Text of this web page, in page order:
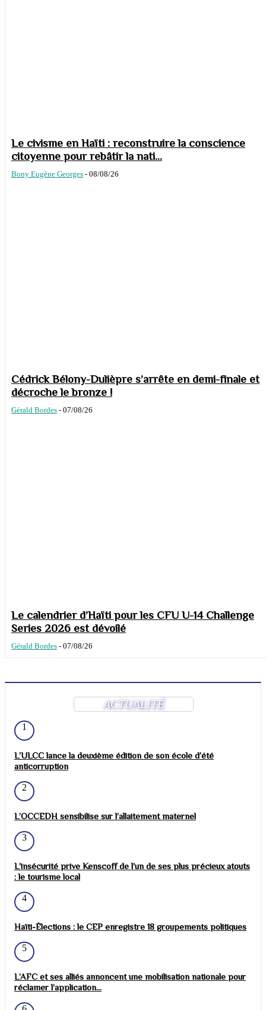
Le civisme en Haïti : reconstruire la conscience
citoyenne pour rebâtir la nati...
Bony Eugène Georges - 08/08/26
Cédrick Bélony-Dulièpre s’arrête en demi-finale et
décroche le bronze !
Gérald Bordes - 07/08/26
Le calendrier d’Haïti pour les CFU U-14 Challenge
Series 2026 est dévoilé
Gérald Bordes - 07/08/26
ACTUALITÉ
1
L’ULCC lance la deuxième édition de son école d’été
anticorruption
2
L’OCCEDH sensibilise sur l’allaitement maternel
3
L’insécurité prive Kenscoff de l’un de ses plus précieux atouts
: le tourisme local
4
Haïti-Élections : le CEP enregistre 18 groupements politiques
5
L’AFC et ses alliés annoncent une mobilisation nationale pour
réclamer l’application...